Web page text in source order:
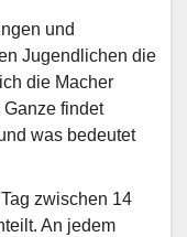
und
Jugendlichen die
die Macher
findet
was bedeutet
zwischen 14
An jedem